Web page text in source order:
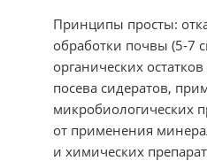
Принципы просты:
обработки почвы (5-7
органических
посева сидератов,
микробиологических
от применения
и химических